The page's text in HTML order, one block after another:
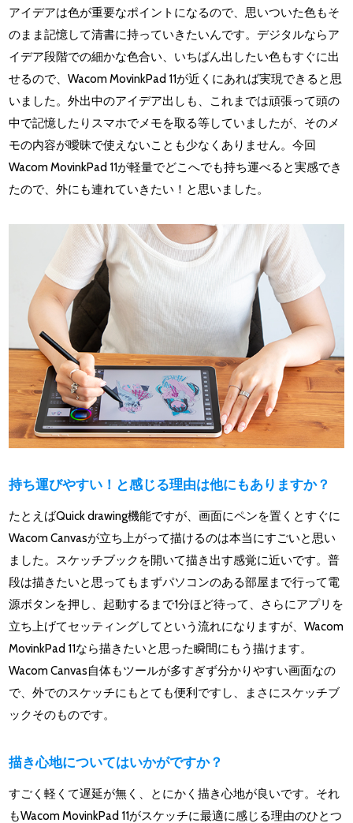
アイデアは色が重要なポイントになるので、思いついた色もそ
のまま記憶して清書に持っていきたいんです。デジタルならア
イデア段階での細かな色合い、いちばん出したい色もすぐに出
せるので、Wacom MovinkPad 11が近くにあれば実現できると思
いました。外出中のアイデア出しも、これまでは頑張って頭の
中で記憶したりスマホでメモを取る等していましたが、そのメ
モの内容が曖昧で使えないことも少なくありません。今回
Wacom MovinkPad 11が軽量でどこへでも持ち運べると実感でき
たので、外にも連れていきたい！と思いました。
持ち運びやすい！と感じる理由は他にもありますか？
たとえばQuick drawing機能ですが、画面にペンを置くとすぐに
Wacom Canvasが立ち上がって描けるのは本当にすごいと思い
ました。スケッチブックを開いて描き出す感覚に近いです。普
段は描きたいと思ってもまずパソコンのある部屋まで行って電
源ボタンを押し、起動するまで1分ほど待って、さらにアプリを
立ち上げてセッティングしてという流れになりますが、Wacom
MovinkPad 11なら描きたいと思った瞬間にもう描けます。
Wacom Canvas自体もツールが多すぎず分かりやすい画面なの
で、外でのスケッチにもとても便利ですし、まさにスケッチブ
ックそのものです。
描き心地についてはいかがですか？
すごく軽くて遅延が無く、とにかく描き心地が良いです。それ
もWacom MovinkPad 11がスケッチに最適に感じる理由のひとつ